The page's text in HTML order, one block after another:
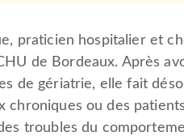
praticien hospitalier et
de Bordeaux. Après
de gériatrie, elle fait
chroniques ou des
troubles du